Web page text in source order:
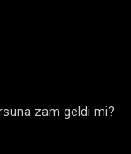
zam geldi mi?